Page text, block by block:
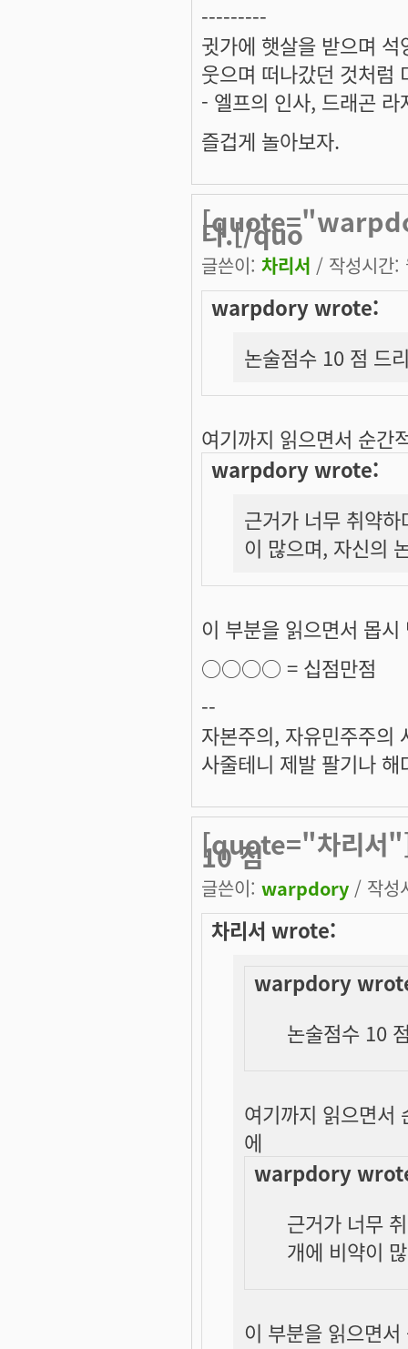
---------
귓가에 햇살을 받으며
웃으며 떠나갔던 것처럼
- 엘프의 인사, 드래곤 라
즐겁게 놀아보자.
다.[/quo
글쓴이: 차리서 / 작성시간
warpdory wrote:
논술점수 10 점 드
여기까지 읽으면서 순
warpdory wrote:
근거가 너무 취약
이 많으며, 자신의
이 부분을 읽으면서 몹
○○○○ = 십점만점
--
자본주의, 자유민주주의
사줄테니 제발 팔기나
[quote="차리
10 점
글쓴이: warpdory / 작성
차리서 wrote:
warpdory
논술점수 10
여기까지 읽으면
에
warpdory
근거가 너무
개에 비약이
이 부분을 읽으면